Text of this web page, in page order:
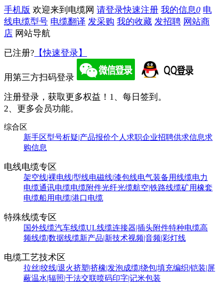
手机版 欢迎来到电缆网 请登录快速注册 我的信息0 电
线电缆型号 电缆翻译 发采购 我的收藏 发招聘 网站商
店 网站导航
已注册? 【快速登录】
用第三方扫码登录
注册登录，获取更多权益！ 1、每日签到。
2、更多会员功能。
综合区
新手区型号析疑|产品报价个人求职企业招聘供求信息求
购信息
电线电缆专区
架空线|裸电线|型线电磁线|漆包线电气装备用线缆电力
电缆通讯电缆电缆附件光纤光缆航空|铁路线缆矿用橡套
电缆船用电缆|港口电缆
特殊线缆专区
国外线缆汽车线缆UL线缆连接器|插头附件特种电缆高
频线缆|数据线缆新产品|新技术视频|音频|彩灯线
电缆工艺技术区
拉丝|绞线|退火挤塑|挤橡|发泡成缆|绕包|填充编织|铠装|屏
蔽温水|辐照|干法交联喷码印字|记米包装